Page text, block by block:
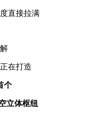
直接拉满
在打造
个
立体枢纽